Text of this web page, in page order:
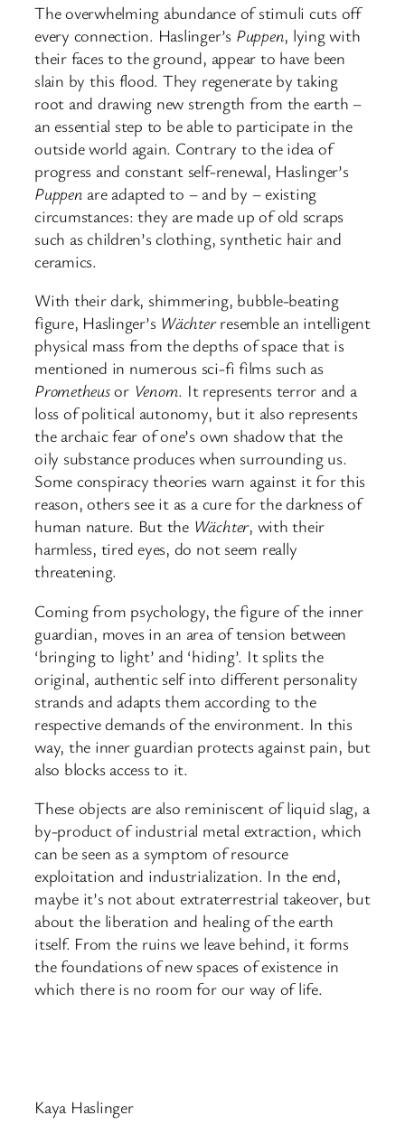
The overwhelming abundance of stimuli cuts off
every connection. Haslinger’s Puppen, lying with
their faces to the ground, appear to have been
slain by this flood. They regenerate by taking
root and drawing new strength from the earth –
an essential step to be able to participate in the
outside world again. Contrary to the idea of
progress and constant self-renewal, Haslinger’s
Puppen are adapted to – and by – existing
circumstances: they are made up of old scraps
such as children’s clothing, synthetic hair and
ceramics.
With their dark, shimmering, bubble-beating
figure, Haslinger’s Wächterresemble an intelligent
physical mass from the depths of space that is
mentioned in numerous sci-fi films such as
Prometheusor Venom. It represents terror and a
loss of political autonomy, but it also represents
the archaic fear of one’s own shadow that the
oily substance produces when surrounding us.
Some conspiracy theories warn against it for this
reason, others see it as a cure for the darkness of
human nature. But the Wächter, with their
harmless, tired eyes, do not seem really
threatening.
Coming from psychology, the figure of the inner
guardian, moves in an area of tension between
‘bringing to light’ and ‘hiding’. It splits the
original, authentic self into different personality
strands and adapts them according to the
respective demands of the environment. In this
way, the inner guardian protects against pain, but
also blocks access to it.
These objects are also reminiscent of liquid slag, a
by-product of industrial metal extraction, which
can be seen as a symptom of resource
exploitation and industrialization. In the end,
maybe it’s not about extraterrestrial takeover, but
about the liberation and healing of the earth
itself. From the ruins we leave behind, it forms
the foundations of new spaces of existence in
which there is no room for our way of life.
Kaya Haslinger